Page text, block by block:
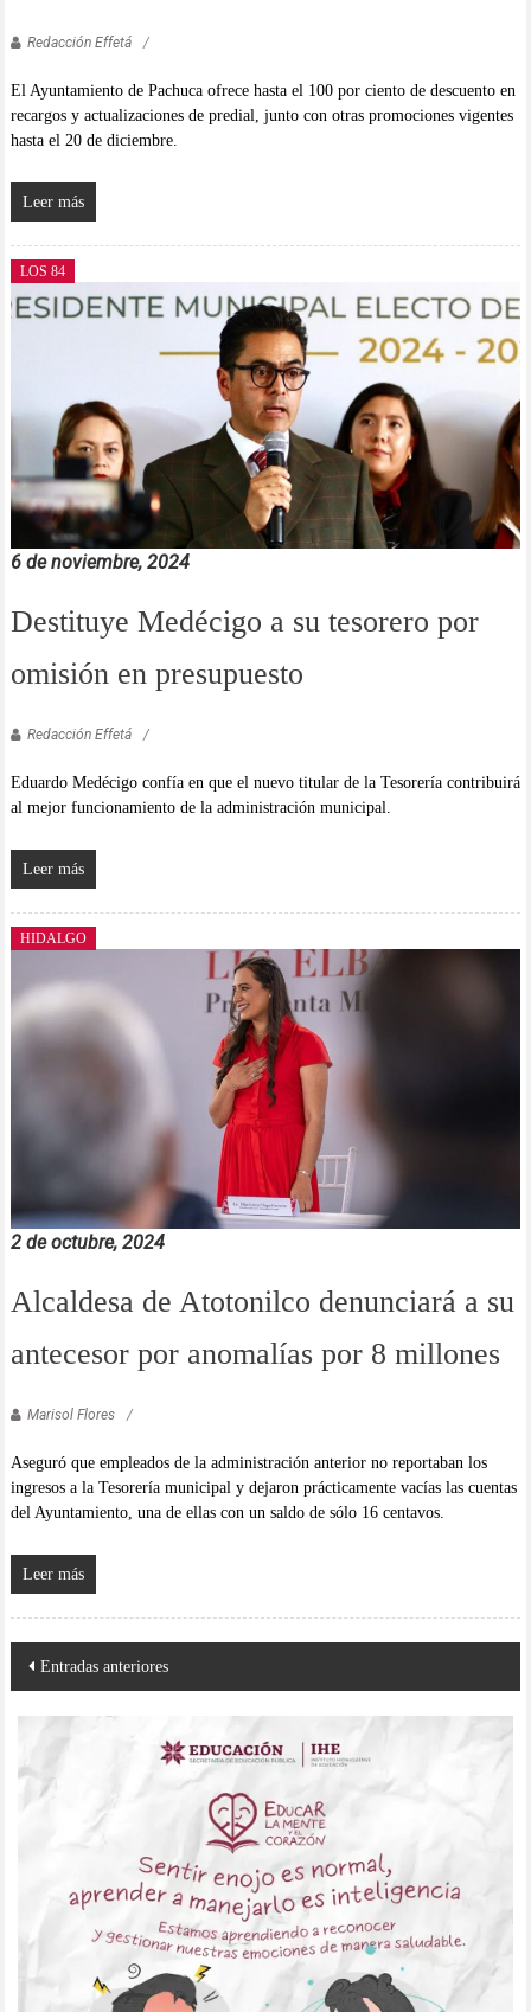
Redacción Effetá
El Ayuntamiento de Pachuca ofrece hasta el 100 por ciento de descuento en
recargos y actualizaciones de predial, junto con otras promociones vigentes
hasta el 20 de diciembre.
Leer más
LOS 84
6 de noviembre, 2024
Destituye Medécigo a su tesorero por
omisión en presupuesto
Redacción Effetá
Eduardo Medécigo confía en que el nuevo titular de la Tesorería contribuirá
al mejor funcionamiento de la administración municipal.
Leer más
HIDALGO
2 de octubre, 2024
Alcaldesa de Atotonilco denunciará a su
antecesor por anomalías por 8 millones
Marisol Flores
Aseguró que empleados de la administración anterior no reportaban los
ingresos a la Tesorería municipal y dejaron prácticamente vacías las cuentas
del Ayuntamiento, una de ellas con un saldo de sólo 16 centavos.
Leer más
Navegación
de
entradas
Entradas anteriores